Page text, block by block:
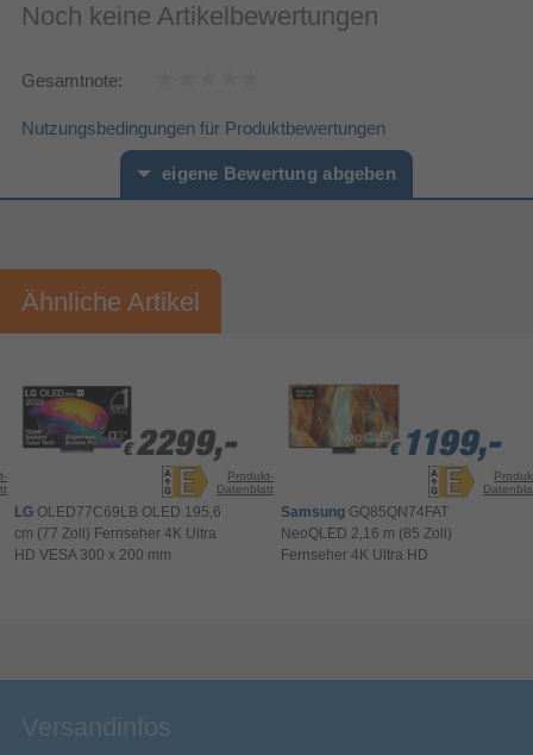
Elektronischer Programmführer
Netzwerk
Bluetooth
Smart-TV
Installiertes Betriebssystem
Kino, Dynamisch, Spiel, Normal, Sport, True
Cinema
TV Tuner
Verpackungstiefe 114 mm
Verpackungshöhe
Noch keine Artikelbewertungen
Gesamtnote:
Nutzungsbedingungen für Produktbewertungen
eigene Bewertung abgeben
Ihre Bewertung:
Ihr Kommentar*
Ähnliche Artikel
€ 2299,-
€ 2299,-
Produkt-
Datenblatt
LG OLED77C69LB OLED 195,6
cm (77 Zoll) Fernseher 4K Ultra
HD VESA 300 x 200 mm
€ 1199,-
€ 1199,-
€ 1199,-
Samsung GQ85QN74FAT
NeoQLED 2,16 m (85 Zoll)
Fernseher 4K Ultra HD
Versandinfos